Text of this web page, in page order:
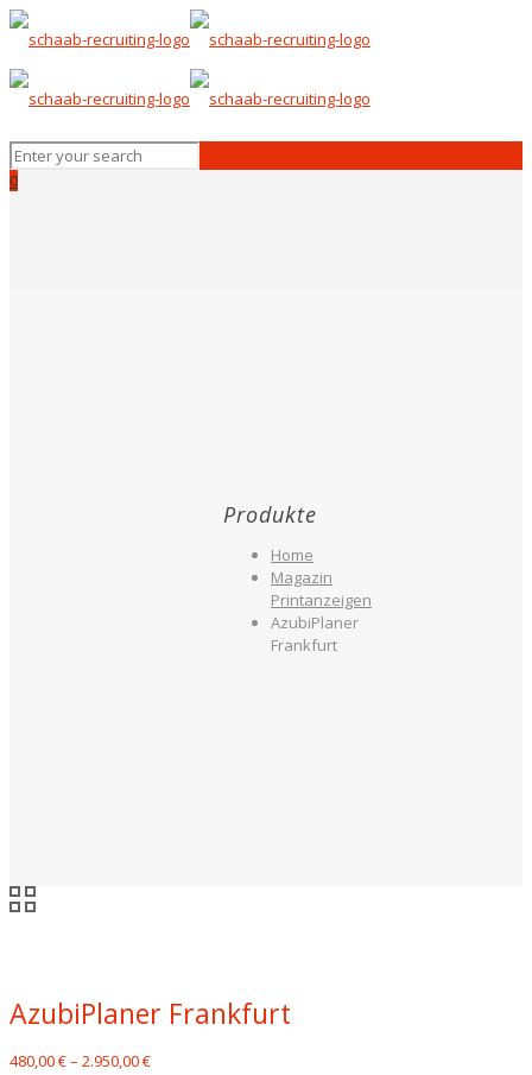
0
Produkte
Home
Magazin
Printanzeigen
AzubiPlaner
Frankfurt
AzubiPlaner Frankfurt
480,00€– 2.950,00€